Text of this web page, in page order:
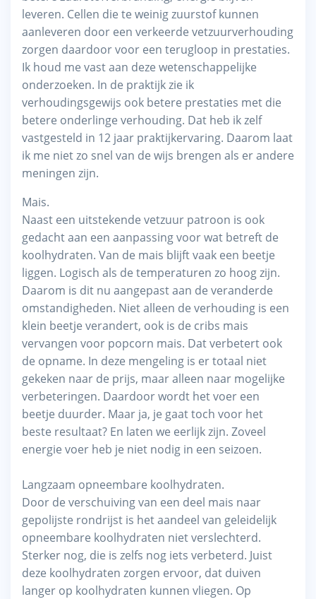
leveren. Cellen die te weinig zuurstof kunnen
aanleveren door een verkeerde vetzuurverhouding
zorgen daardoor voor een terugloop in prestaties.
Ik houd me vast aan deze wetenschappelijke
onderzoeken. In de praktijk zie ik
verhoudingsgewijs ook betere prestaties met die
betere onderlinge verhouding. Dat heb ik zelf
vastgesteld in 12 jaar praktijkervaring. Daarom laat
ik me niet zo snel van de wijs brengen als er andere
meningen zijn.
Mais.
Naast een uitstekende vetzuur patroon is ook
gedacht aan een aanpassing voor wat betreft de
koolhydraten. Van de mais blijft vaak een beetje
liggen. Logisch als de temperaturen zo hoog zijn.
Daarom is dit nu aangepast aan de veranderde
omstandigheden. Niet alleen de verhouding is een
klein beetje verandert, ook is de cribs mais
vervangen voor popcorn mais. Dat verbetert ook
de opname. In deze mengeling is er totaal niet
gekeken naar de prijs, maar alleen naar mogelijke
verbeteringen. Daardoor wordt het voer een
beetje duurder. Maar ja, je gaat toch voor het
beste resultaat? En laten we eerlijk zijn. Zoveel
energie voer heb je niet nodig in een seizoen.
Langzaam opneembare koolhydraten.
Door de verschuiving van een deel mais naar
gepolijste rondrijst is het aandeel van geleidelijk
opneembare koolhydraten niet verslechterd.
Sterker nog, die is zelfs nog iets verbeterd. Juist
deze koolhydraten zorgen ervoor, dat duiven
langer op koolhydraten kunnen vliegen. Op